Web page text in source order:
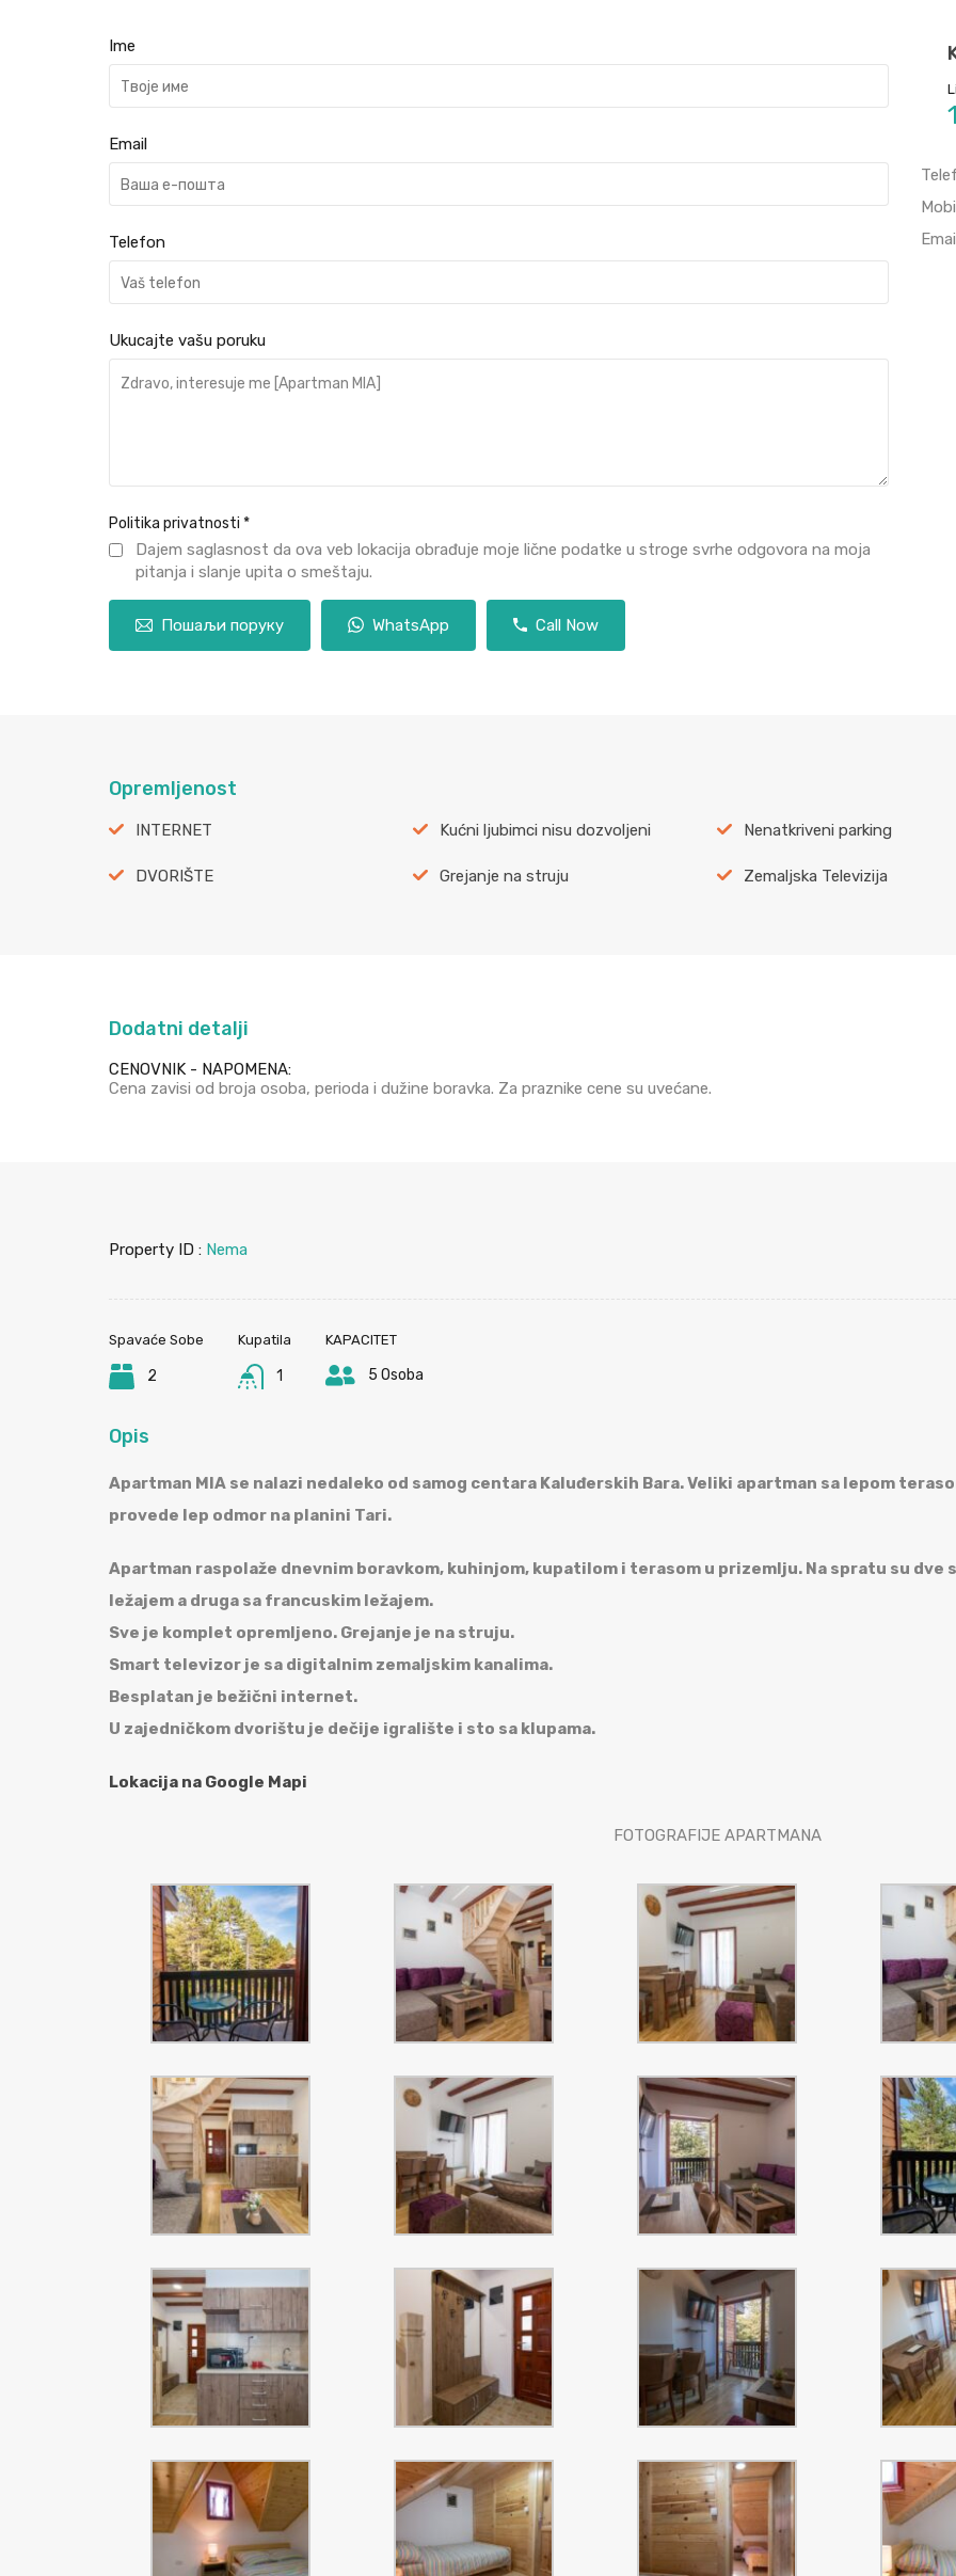
1
Ime
Email
Telefon
Ukucajte vašu poruku
Politika privatnosti *
Dajem saglasnost da ova veb lokacija obrađuje moje lične podatke u stroge svrhe odgovora na moja
pitanja i slanje upita o smeštaju.
Пошаљи поруку WhatsApp Call Now
Opremljenost
INTERNET Kućni ljubimci nisu dozvoljeni Nenatkriveni parking
DVORIŠTE Grejanje na struju Zemaljska Televizija
Dodatni detalji
CENOVNIK - NAPOMENA:
Cena zavisi od broja osoba, perioda i dužine boravka. Za praznike cene su uvećane.
Property ID : Nema
Spavaće Sobe
2
Kupatila
1
KAPACITET
5 Osoba
Opis
Apartman MIA se nalazi nedaleko od samog centara Kaluđerskih Bara. Veliki apartman sa lepom
provede lep odmor na planini Tari.
Apartman raspolaže dnevnim boravkom, kuhinjom, kupatilom i terasom u prizemlju. Na spratu su dve
ležajem a druga sa francuskim ležajem.
Sve je komplet opremljeno. Grejanje je na struju.
Smart televizor je sa digitalnim zemaljskim kanalima.
Besplatan je bežični internet.
U zajedničkom dvorištu je dečije igralište i sto sa klupama.
Lokacija na Google Mapi
FOTOGRAFIJE APARTMANA